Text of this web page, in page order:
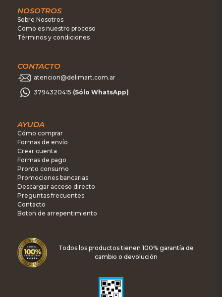
NOSOTROS
Sobre Nosotros
Como es nuestro proceso
Términos y condiciones
CONTACTO
atencion@delimart.com.ar
3794320415 (Sólo WhatsApp)
AYUDA
Cómo comprar
Formas de envío
Crear cuenta
Formas de pago
Pronto consumo
Promociones bancarias
Descargar acceso directo
Preguntas frecuentes
Contacto
Boton de arrepentimiento
Todos los productos tienen 100% garantía de
cambio o devolución